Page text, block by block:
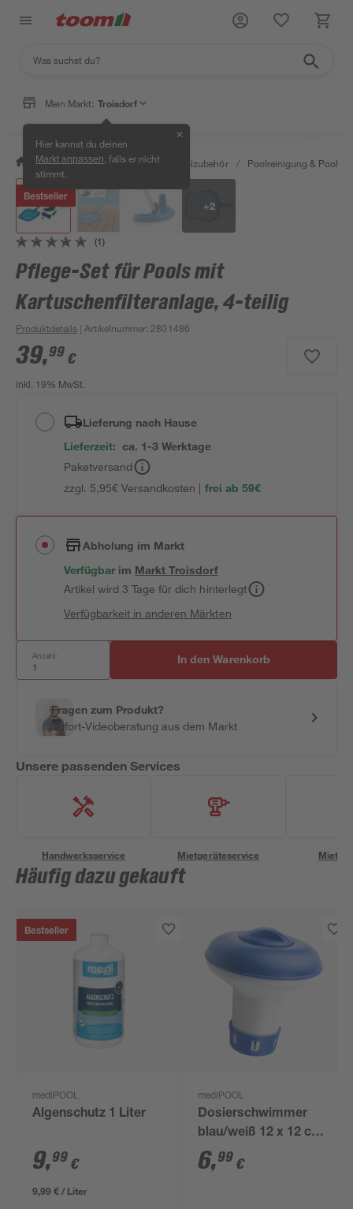
Mein Markt: Troisdorf
Hier kannst du deinen
Markt anpassen , falls er nicht
stimmt.
✕
/ Garten & Freizeit / Pools & Poolzubehör / Poolreinigung &
Bestseller
+2
(1)
Pflege-Set für Pools mit
Kartuschenfilteranlage, 4-teilig
Produktdetails | Artikelnummer: 2801486
39,99 €
inkl. 19% MwSt.
Lieferung nach Hause
Lieferzeit: ca. 1-3 Werktage
Paketversand
zzgl. 5,95€ Versandkosten | frei ab 59€
Abholung im Markt
Verfügbar im MarktTroisdorf
Artikel wird 3 Tage für dich hinterlegt
Verfügbarkeit in anderen Märkten
Anzahl: In den Warenkorb
Fragen zum Produkt?
Sofort-Videoberatung aus dem Markt
Unsere passenden Services
Handwerksservice Mietgeräteservice
Häufig dazu gekauft
Bestseller
mediPOOL
Algenschutz 1 Liter
9,99 €
9,99 € / Liter
mediPOOL
Dosierschwimmer
blau/weiß 12 x 12 cm,
für 20 g Tabs
6,99 €